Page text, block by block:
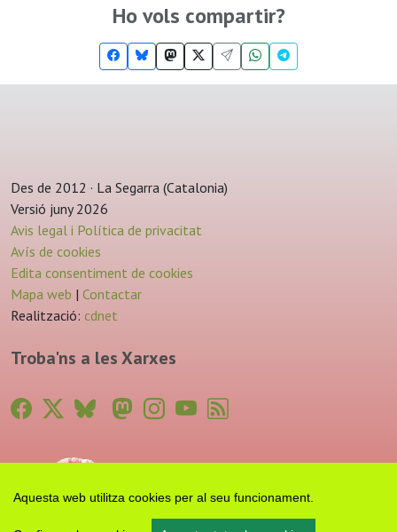
Aquesta web utilitza cookies per al seu funcionament.
Ho vols compartir?
Des de 2012 · La Segarra (Catalonia)
Versió juny 2026
Avis legal i Política de privacitat
Avís de cookies
Edita consentiment de cookies
Mapa web | Contactar
Realització: cdnet
Troba'ns a les Xarxes